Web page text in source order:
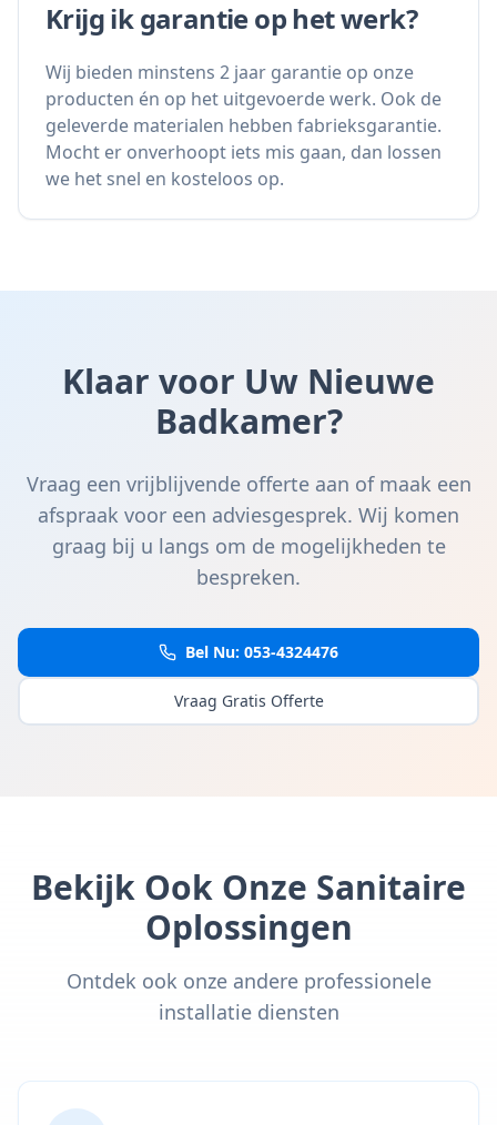
Krijg ik garantie op het werk?
Wij bieden minstens 2 jaar garantie op onze
producten én op het uitgevoerde werk. Ook de
geleverde materialen hebben fabrieksgarantie.
Mocht er onverhoopt iets mis gaan, dan lossen
we het snel en kosteloos op.
Klaar voor Uw Nieuwe
Badkamer?
Vraag een vrijblijvende offerte aan of maak een
afspraak voor een adviesgesprek. Wij komen
graag bij u langs om de mogelijkheden te
bespreken.
Bel Nu: 053-4324476
Vraag Gratis Offerte
Bekijk Ook Onze Sanitaire
Oplossingen
Ontdek ook onze andere professionele
installatie diensten